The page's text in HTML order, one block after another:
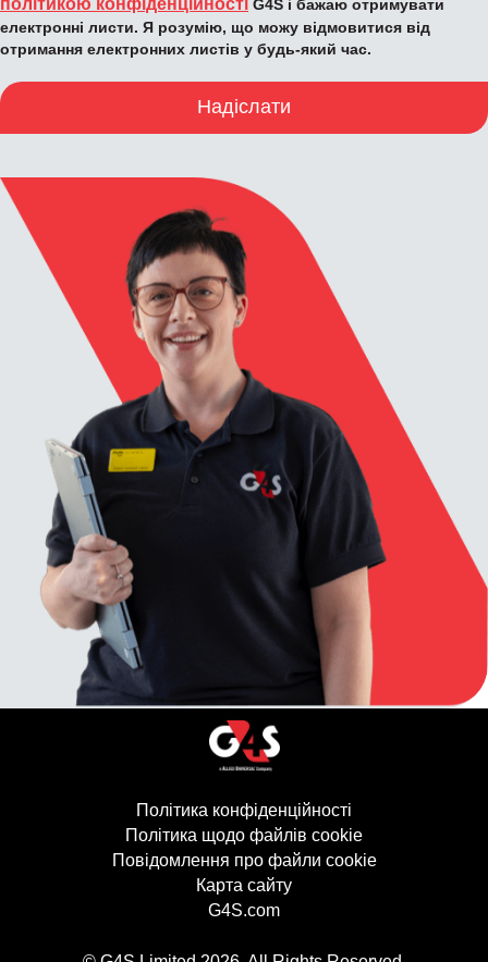
політикою конфіденційності G4S і бажаю отримувати
електронні листи. Я розумію, що можу відмовитися від
отримання електронних листів у будь-який час.
Надіслати
Політика конфіденційності
Політика щодо файлів cookie
Повідомлення про файли cookie
Карта сайту
G4S.com